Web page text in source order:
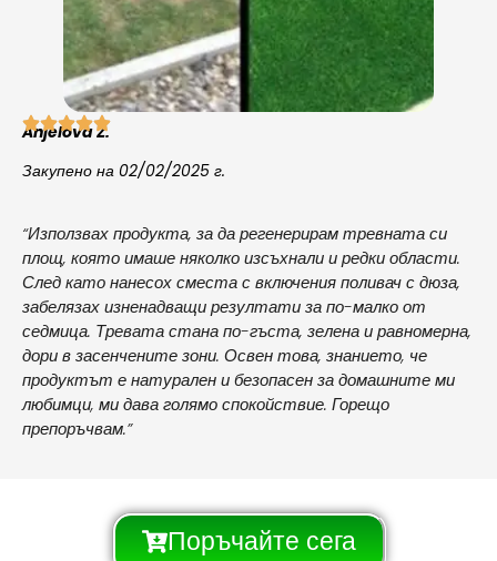
Anjelova Z.
Закупено на 02/02/2025 г.
“Използвах продукта, за да регенерирам тревната си
площ, която имаше няколко изсъхнали и редки области.
След като нанесох сместа с включения поливач с дюза,
забелязах изненадващи резултати за по-малко от
седмица. Тревата стана по-гъста, зелена и равномерна,
дори в засенчените зони. Освен това, знанието, че
продуктът е натурален и безопасен за домашните ми
любимци, ми дава голямо спокойствие. Горещо
препоръчвам.”
Поръчайте сега